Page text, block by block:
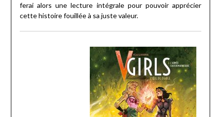
ferai alors une lecture intégrale pour pouvoir apprécier
cette histoire fouillée à sa juste valeur.